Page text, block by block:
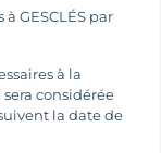
GESCLÉS par
à la
considérée
la date de